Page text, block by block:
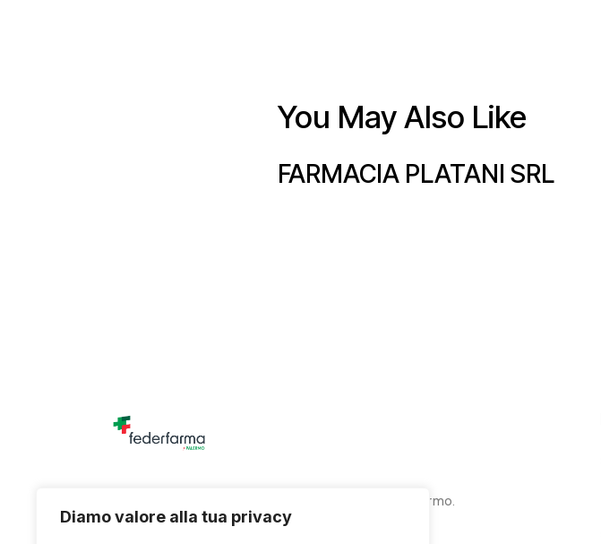
Diamo valore alla tua privacy
You May Also Like
FARMACIA PLATANI SRL
Unione titolari di farmacia della provincia di Palermo.